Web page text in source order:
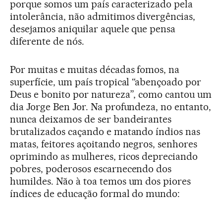
porque somos um país caracterizado pela
intolerância, não admitimos divergências,
desejamos aniquilar aquele que pensa
diferente de nós.
Por muitas e muitas décadas fomos, na
superfície, um país tropical “abençoado por
Deus e bonito por natureza”, como cantou um
dia Jorge Ben Jor. Na profundeza, no entanto,
nunca deixamos de ser bandeirantes
brutalizados caçando e matando índios nas
matas, feitores açoitando negros, senhores
oprimindo as mulheres, ricos depreciando
pobres, poderosos escarnecendo dos
humildes. Não à toa temos um dos piores
índices de educação formal do mundo: